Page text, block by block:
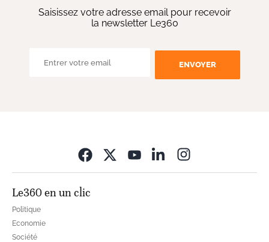
Saisissez votre adresse email pour recevoir
la newsletter Le360
ENVOYER
Le360 en un clic
Politique
Economie
Société